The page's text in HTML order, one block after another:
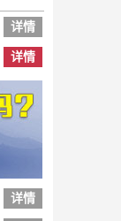
详情
详情